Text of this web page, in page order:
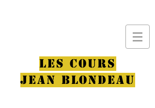
LES COURS
JEAN BLONDEAU